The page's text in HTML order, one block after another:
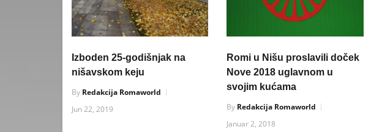
Izboden 25-godišnjak na
nišavskom keju
By Redakcija Romaworld
Jun 22, 2019
Romi u Nišu proslavili doček
Nove 2018 uglavnom u
svojim kućama
By Redakcija Romaworld
Januar 2, 2018